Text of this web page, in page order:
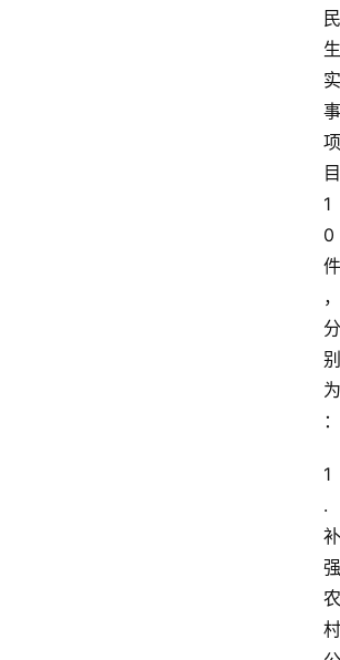
民
生
实
事
项
目
1
0
件
，
分
别
为
：
1
.
补
强
农
村